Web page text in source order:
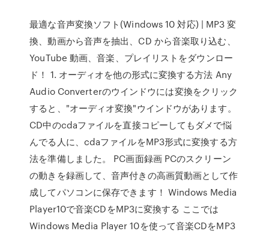
最適な音声変換ソフト(Windows 10 対応) | MP3 変
換、動画から音声を抽出、CD から音楽取り込む、
YouTube 動画、音楽、プレイリストをダウンロー
ド！ 1. オーディオを他の形式に変換する方法 Any
Audio Converterのウインドウには変換をクリック
すると、"オーディオ変換"ウインドウがあります。
CD中のcdaファイルを直接コピーしてもダメで悩
んでる人に、cdaファイルをMP3形式に変換する方
法を準備しました。 PC画面録画 PCのスクリーン
の動きを録画して、音声付きの高画質動画として作
成してパソコンに保存できます！ Windows Media
Player10で音楽CDをMP3に変換する ここでは
Windows Media Player 10を使って音楽CDをMP3